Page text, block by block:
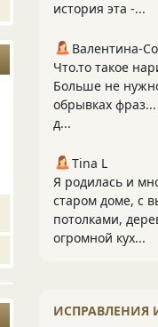
история эта -...
Валентина-
Что.то такое
Больше не
обрывках
д...
Tina L
Я родилась и
старом доме, с
потолками,
огромной кух...
ИСПРАВЛЕНИЯ